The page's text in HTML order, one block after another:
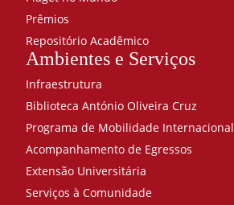
Prêmios
Repositório Acadêmico
Ambientes e Serviços
Infraestrutura
Biblioteca António Oliveira Cruz
Programa de Mobilidade Internacional
Acompanhamento de Egressos
Extensão Universitária
Serviços à Comunidade